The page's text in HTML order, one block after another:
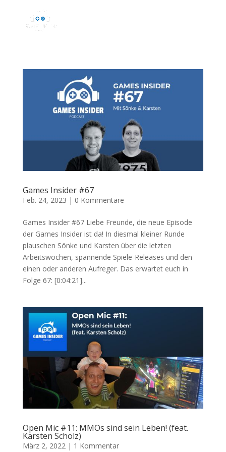
Games Insider #67
Feb. 24, 2023 | 0 Kommentare
Games Insider #67 Liebe Freunde, die neue Episode
der Games Insider ist da! In diesmal kleiner Runde
plauschen Sönke und Karsten über die letzten
Arbeitswochen, spannende Spiele-Releases und den
einen oder anderen Aufreger. Das erwartet euch in
Folge 67: [0:04:21]...
Open Mic #11: MMOs sind sein Leben! (feat.
Karsten Scholz)
März 2, 2022| 1 Kommentar